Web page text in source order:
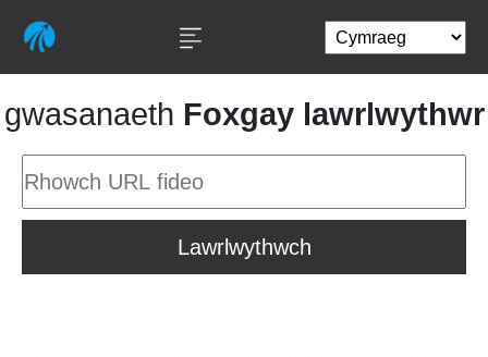
gwasanaeth Foxgay lawrlwythwr
Lawrlwythwch